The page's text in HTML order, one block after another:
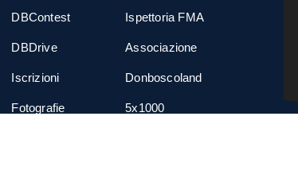
DBContest
DBDrive
Iscrizioni
Fotografie
Ispettoria FMA
Associazione
Donboscoland
5x1000